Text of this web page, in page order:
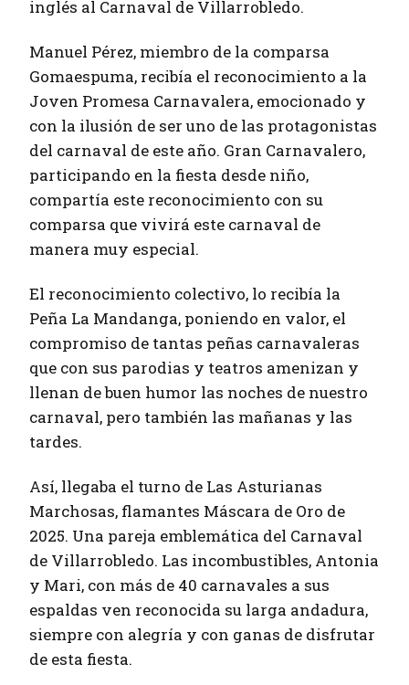
inglés al Carnaval de Villarrobledo.
Manuel Pérez, miembro de la comparsa
Gomaespuma, recibía el reconocimiento a la
Joven Promesa Carnavalera, emocionado y
con la ilusión de ser uno de las protagonistas
del carnaval de este año. Gran Carnavalero,
participando en la fiesta desde niño,
compartía este reconocimiento con su
comparsa que vivirá este carnaval de
manera muy especial.
El reconocimiento colectivo, lo recibía la
Peña La Mandanga, poniendo en valor, el
compromiso de tantas peñas carnavaleras
que con sus parodias y teatros amenizan y
llenan de buen humor las noches de nuestro
carnaval, pero también las mañanas y las
tardes.
Así, llegaba el turno de Las Asturianas
Marchosas, flamantes Máscara de Oro de
2025. Una pareja emblemática del Carnaval
de Villarrobledo. Las incombustibles, Antonia
y Mari, con más de 40 carnavales a sus
espaldas ven reconocida su larga andadura,
siempre con alegría y con ganas de disfrutar
de esta fiesta.